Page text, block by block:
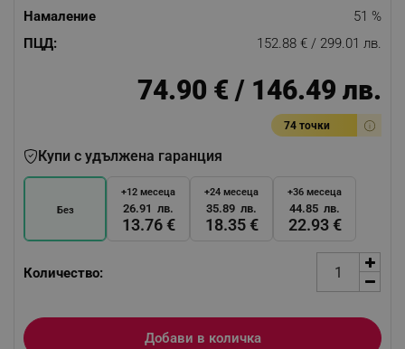
Намаление
51 %
ПЦД:
152.88 € / 299.01 лв.
74.90 € / 146.49 лв.
74 точки
Купи с удължена гаранция
Без
+12 месеца
13.76 €
26.91 лв.
+24 месеца
18.35 €
35.89 лв.
+36 месеца
22.93 €
44.85 лв.
Количество:
Добави в количка